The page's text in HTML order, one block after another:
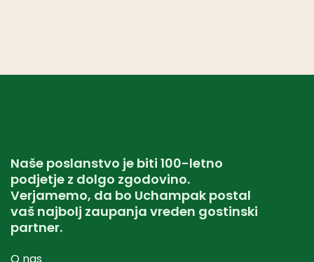
Naše poslanstvo je biti 100-letno
podjetje z dolgo zgodovino.
Verjamemo, da bo Uchampak postal
vaš najbolj zaupanja vreden gostinski
partner.